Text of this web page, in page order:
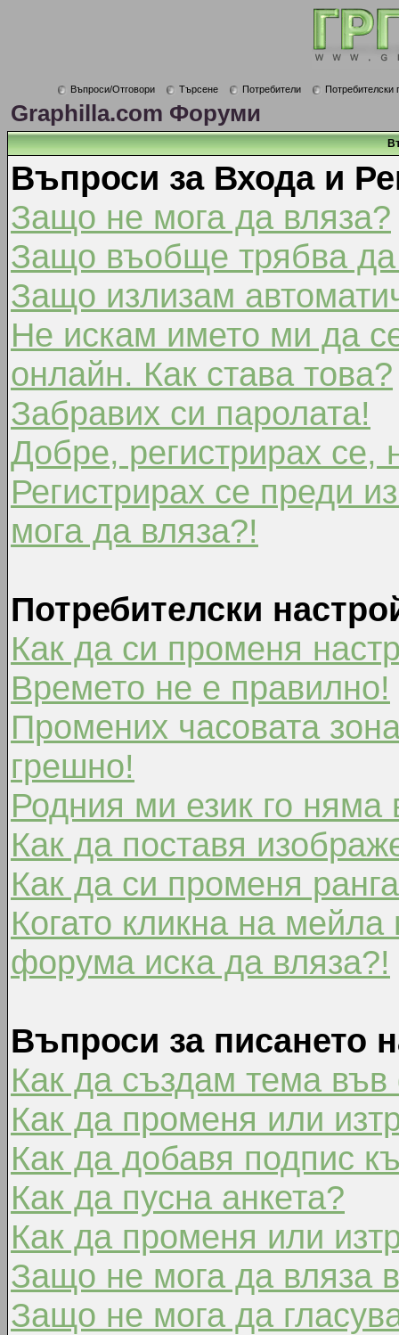
Въпроси/Отговори Търсене Потребители Потребителски
Graphilla.com Форуми
Въпроси за Входа и
Защо не мога да вляза?
Защо въобще трябва да
Защо излизам
Не искам името ми да
онлайн. Как става това?
Забравих си паролата!
Добре, регистрирах се,
Регистрирах се преди
мога да вляза?!
Потребителски
Как да си променя
Времето не е правилно!
Промених часовата
грешно!
Родния ми език го няма
Как да поставя
Как да си променя
Когато кликна на
форума иска да вляза?!
Въпроси за писането
Как да създам тема
Как да променя или
Как да добавя подпис
Как да пусна анкета?
Как да променя или
Защо не мога да вляза
Защо не мога да